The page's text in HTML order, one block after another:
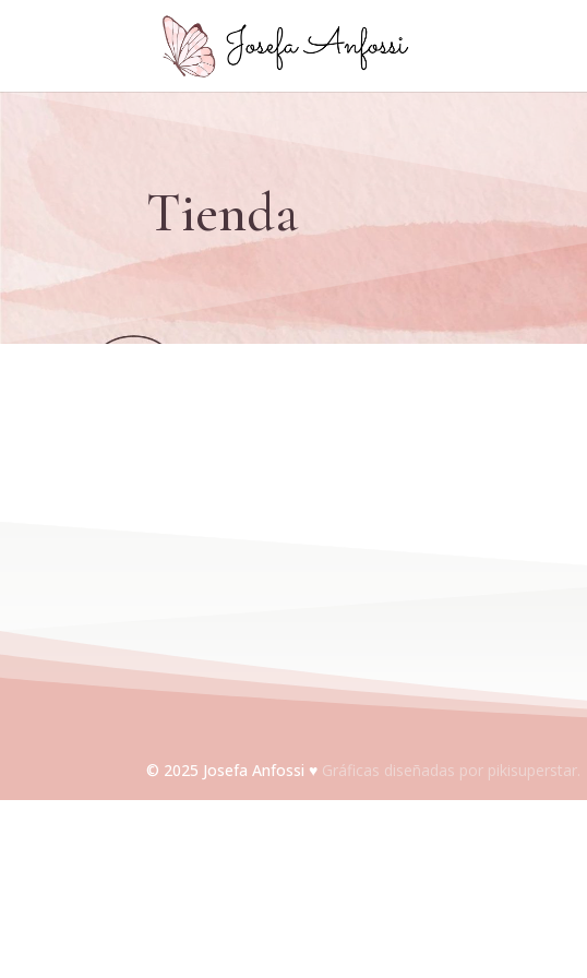
Tienda
© 2025 Josefa Anfossi ♥ Gráficas diseñadas por pikisuperstar.